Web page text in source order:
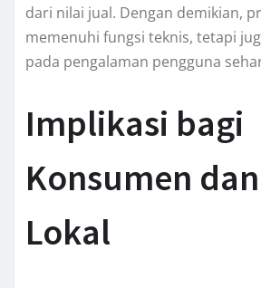
dari nilai jual. Dengan demikian,
memenuhi fungsi teknis, tetapi
pada pengalaman pengguna
Implikasi bagi
Konsumen
Lokal